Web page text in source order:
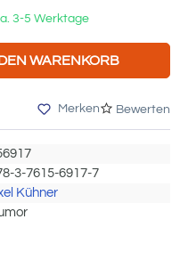
3-5 Werktage
gewünschten
WARENKORB
Merken Bewerten
3-7615-6917-7
Kühner